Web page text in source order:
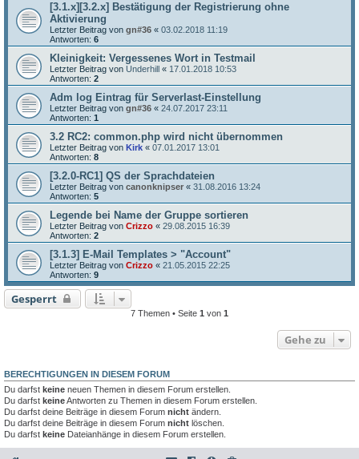
[3.1.x][3.2.x] Bestätigung der Registrierung ohne
Aktivierung
Letzter Beitrag von gn#36 « 03.02.2018 11:19
Antworten: 6
Kleinigkeit: Vergessenes Wort in Testmail
Letzter Beitrag von Underhill « 17.01.2018 10:53
Antworten: 2
Adm log Eintrag für Serverlast-Einstellung
Letzter Beitrag von gn#36 « 24.07.2017 23:11
Antworten: 1
3.2 RC2: common.php wird nicht übernommen
Letzter Beitrag von Kirk « 07.01.2017 13:01
Antworten: 8
[3.2.0-RC1] QS der Sprachdateien
Letzter Beitrag von canonknipser « 31.08.2016 13:24
Antworten: 5
Legende bei Name der Gruppe sortieren
Letzter Beitrag von Crizzo « 29.08.2015 16:39
Antworten: 2
[3.1.3] E-Mail Templates > "Account"
Letzter Beitrag von Crizzo « 21.05.2015 22:25
Antworten: 9
Gesperrt
7 Themen • Seite 1 von 1
Gehe zu
BERECHTIGUNGEN IN DIESEM FORUM
Du darfst keine neuen Themen in diesem Forum erstellen.
Du darfst keineAntworten zu Themen in diesem Forum erstellen.
Du darfst deine Beiträge in diesem Forum nicht ändern.
Du darfst deine Beiträge in diesem Forum nicht löschen.
Du darfst keine Dateianhänge in diesem Forum erstellen.